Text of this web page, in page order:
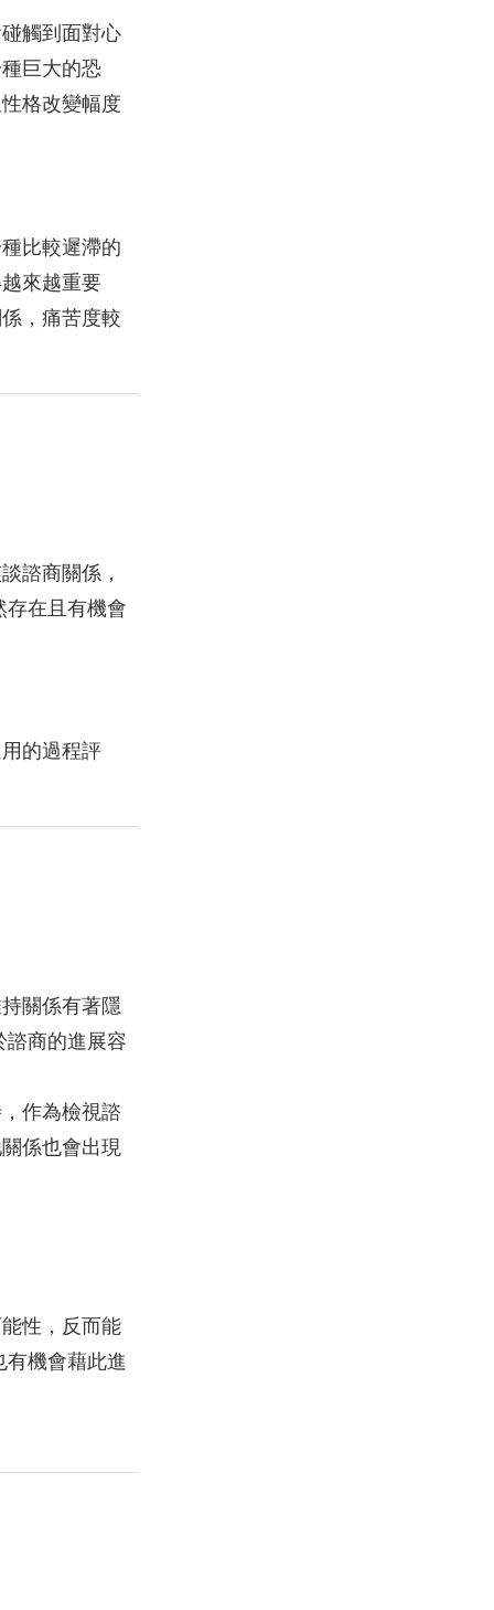
觸到面對心
巨大的恐
格改變幅度
比較遲滯的
來越重要
，痛苦度較
諮商關係，
存在且有機會
的過程評
關係有著隱
諮商的進展容
作為檢視諮
係也會出現
性，反而能
機會藉此進